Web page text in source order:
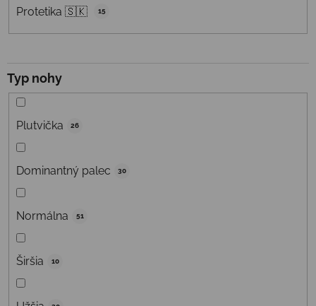
Protetika 🇸🇰 15
Typ nohy
Plutvička 26
Dominantný palec 30
Normálna 51
Širšia 10